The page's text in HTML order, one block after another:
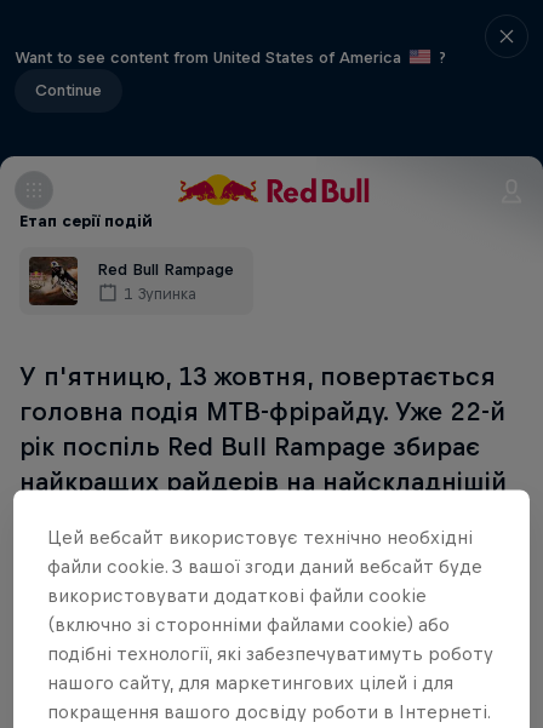
Want to see content from United States of America
?
Continue
Етап серії подій
Red Bull Rampage
1 Зупинка
У п'ятницю, 13 жовтня, повертається
головна подія MTB-фрірайду. Уже 22-й
рік поспіль Red Bull Rampage збирає
найкращих райдерів на найскладнішій
продемонстрували найстрашніші
трюки, лінії та спуски, які спорт ще не
бачив!
Перший Red Bull Rampage відбувся у 2001 році.
З того часу 16 різних змагань і 10 різних
Цей вебсайт використовує технічно необхідні
файли cookie. З вашої згоди даний вебсайт буде
використовувати додаткові файли cookie
(включно зі сторонніми файлами cookie) або
подібні технології, які забезпечуватимуть роботу
нашого сайту, для маркетингових цілей і для
покращення вашого досвіду роботи в Інтернеті.